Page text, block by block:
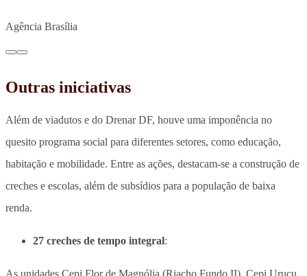
Agência Brasília
Outras iniciativas
Além de viadutos e do Drenar DF, houve uma imponência no
quesito programa social para diferentes setores, como educação,
habitação e mobilidade. Entre as ações, destacam-se a construção de
creches e escolas, além de subsídios para a população de baixa
renda.
27 creches de tempo integral:
As unidades Cepi Flor de Magnólia (Riacho Fundo II), Cepi Uruçu